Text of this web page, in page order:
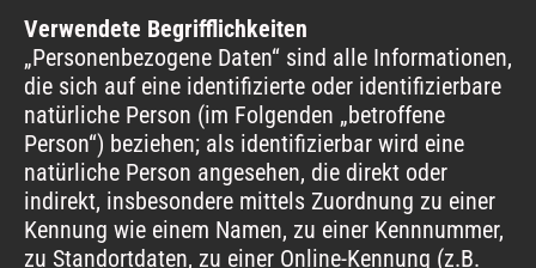
Verwendete Begrifflichkeiten
„Personenbezogene Daten“ sind alle Informationen,
die sich auf eine identifizierte oder identifizierbare
natürliche Person (im Folgenden „betroffene
Person“) beziehen; als identifizierbar wird eine
natürliche Person angesehen, die direkt oder
indirekt, insbesondere mittels Zuordnung zu einer
Kennung wie einem Namen, zu einer Kennnummer,
zu Standortdaten, zu einer Online-Kennung (z.B.